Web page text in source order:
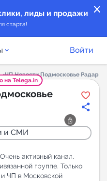
close
лиды и продажи
старта!
в Telegram
Войти
ЧП Новости Подмосковье Радар
на Telega.in
и СМИ
активный канал.
группе. Только
ЧП в Московской